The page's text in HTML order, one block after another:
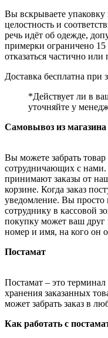
Вы вскрываете упаковку
целостность и
речь идёт об одежде,
примерки ограничено
отказаться частично
Доставка бесплатна при
*Действует ли в
уточняйте у
Самовывоз из магазина
Вы можете забрать
сотрудничающих с нами.
принимают заказы от
корзине. Когда заказ
уведомление. Вы просто
сотруднику в кассовой
покупку может ваш друг
номер и имя, на кого он
Постамат
Постамат – это
хранения заказанных
может забрать заказ в
Как работать с